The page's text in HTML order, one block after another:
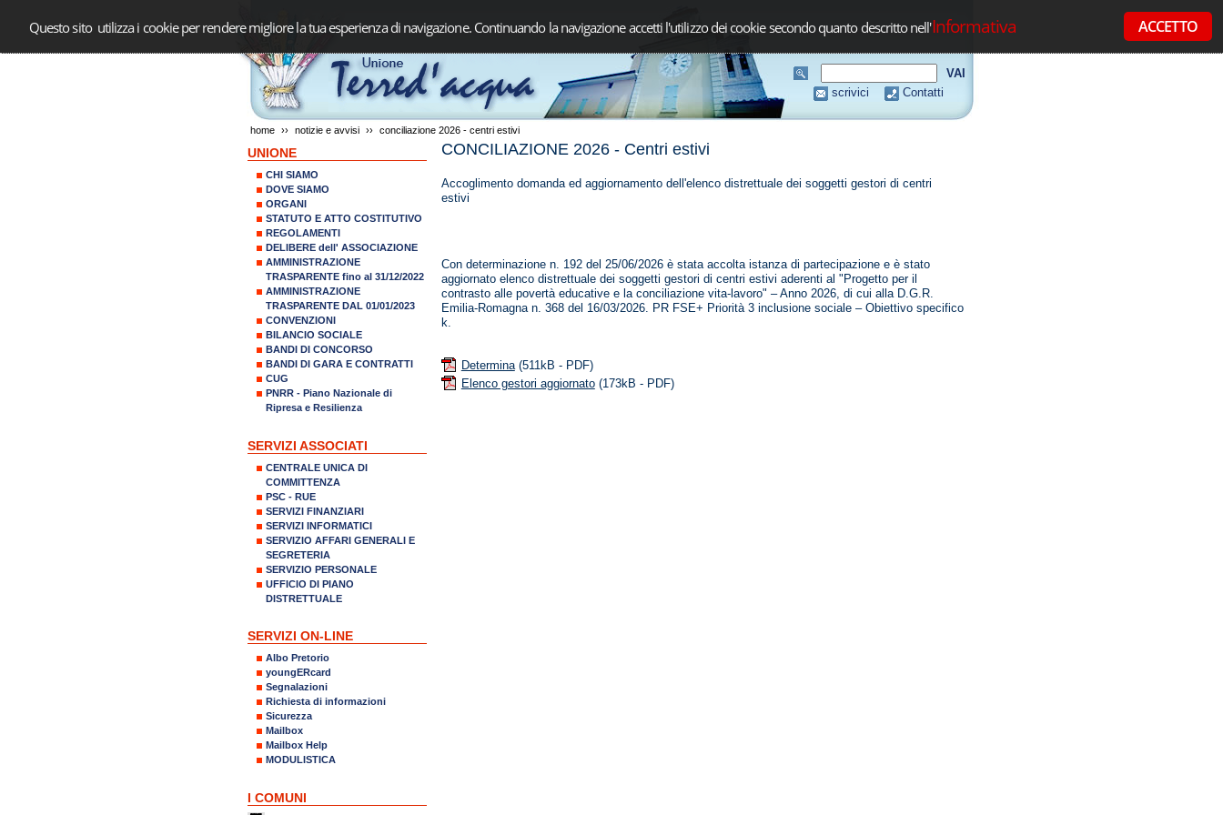
Questo sito utilizza i cookie per rendere migliore la tua esperienza di navigazione. Continuando la navigazione accetti l'utilizzo dei cookie secondo quanto descritto nell'Informativa ACCETTO
scrivici Contatti
home ›› notizie e avvisi ›› conciliazione 2026 - centri estivi
UNIONE
CHI SIAMO
DOVE SIAMO
ORGANI
STATUTO E ATTO COSTITUTIVO
REGOLAMENTI
DELIBERE dell' ASSOCIAZIONE
AMMINISTRAZIONE
TRASPARENTE fino al 31/12/2022
AMMINISTRAZIONE
TRASPARENTE DAL 01/01/2023
CONVENZIONI
BILANCIO SOCIALE
BANDI DI CONCORSO
BANDI DI GARA E CONTRATTI
CUG
PNRR - Piano Nazionale di
Ripresa e Resilienza
SERVIZI ASSOCIATI
CENTRALE UNICA DI
COMMITTENZA
PSC - RUE
SERVIZI FINANZIARI
SERVIZI INFORMATICI
SERVIZIO AFFARI GENERALI E
SEGRETERIA
SERVIZIO PERSONALE
UFFICIO DI PIANO
DISTRETTUALE
SERVIZI ON-LINE
Albo Pretorio
youngERcard
Segnalazioni
Richiesta di informazioni
Sicurezza
Mailbox
Mailbox Help
MODULISTICA
I COMUNI
CONCILIAZIONE 2026 - Centri estivi
Accoglimento domanda ed aggiornamento dell'elenco distrettuale dei soggetti gestori di centri
estivi
Con determinazione n. 192 del 25/06/2026 è stata accolta istanza di partecipazione e è stato
aggiornato elenco distrettuale dei soggetti gestori di centri estivi aderenti al "Progetto per il
contrasto alle povertà educative e la conciliazione vita-lavoro" – Anno 2026, di cui alla D.G.R.
Emilia-Romagna n. 368 del 16/03/2026. PR FSE+ Priorità 3 inclusione sociale – Obiettivo specifico
k.
Determina(511kB - PDF)
Elenco gestori aggiornato(173kB - PDF)